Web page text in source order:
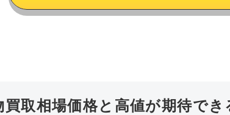
買取相場価格と高値が期待でき